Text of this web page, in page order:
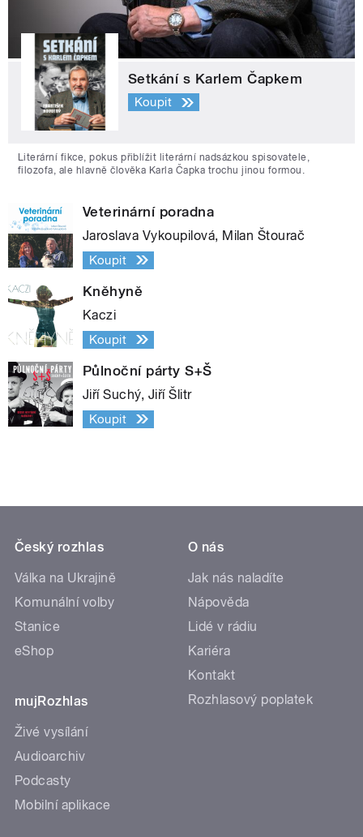
Setkání s Karlem Čapkem
Koupit
Literární fikce, pokus přiblížit literární nadsázkou spisovatele,
filozofa, ale hlavně člověka Karla Čapka trochu jinou formou.
Veterinární poradna
Jaroslava Vykoupilová, Milan Štourač
Koupit
Kněhyně
Kaczi
Koupit
Půlnoční párty S+Š
Jiří Suchý, Jiří Šlitr
Koupit
Český rozhlas
Válka na Ukrajině
Komunální volby
Stanice
eShop
mujRozhlas
Živé vysílání
Audioarchiv
Podcasty
Mobilní aplikace
O nás
Jak nás naladíte
Nápověda
Lidé v rádiu
Kariéra
Kontakt
Rozhlasový poplatek